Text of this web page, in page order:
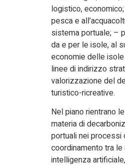
logistico,
pesca e
sistema portuale; –
da e per le isole, al
economie delle
linee di indirizzo
valorizzazione del
turistico-ricreative.
Nel piano rientrano
materia di
portuali nei processi
coordinamento tra le
intelligenza